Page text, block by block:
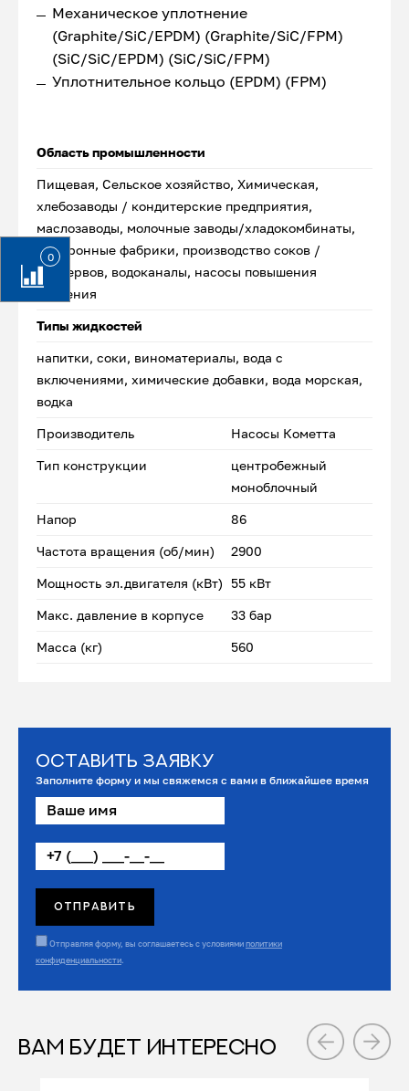
0
Механическое уплотнение
(Graphite/SiC/EPDM) (Graphite/SiC/FPM)
(SiC/SiC/EPDM) (SiC/SiC/FPM)
Уплотнительное кольцо (EPDM) (FPM)
Область промышленности
Пищевая, Сельское хозяйство, Химическая,
хлебозаводы / кондитерские предприятия,
маслозаводы, молочные заводы/хладокомбинаты,
макаронные фабрики, производство соков /
консервов, водоканалы, насосы повышения
давления
Типы жидкостей
напитки, соки, виноматериалы, вода с
включениями, химические добавки, вода морская,
водка
Производитель Насосы Кометта
Тип конструкции
центробежный
моноблочный
Напор 86
Частота вращения (об/мин) 2900
Мощность эл.двигателя (кВт) 55 кВт
Макс. давление в корпусе 33 бар
Масса (кг) 560
Оставить заявку
Заполните форму и мы свяжемся с вами в ближайшее время
Отправляя форму, вы соглашаетесь с условиямиполитики
конфиденциальности.
ВАМ БУДЕТ ИНТЕРЕСНО